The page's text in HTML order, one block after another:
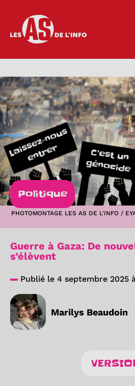
Les as de l'info
Politique
PHOTOMONTAGE LES AS DE L'INFO /
Guerre à Gaza: De
s’élèvent
Publié le 4 septembre 2025
Marilys Beaudoin